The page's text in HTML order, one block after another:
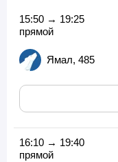
15:50 → 19:25
прямой
Ямал, 485
16:10 → 19:40
прямой